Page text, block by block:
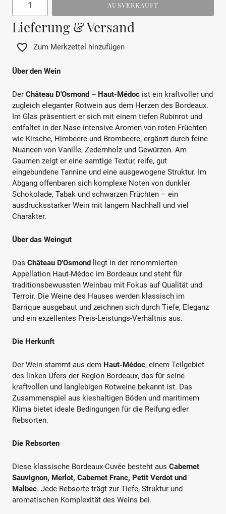
AUSVERKAUFT
Lieferung & Versand
Zum Merkzettel hinzufügen
Über den Wein
Der Château D'Osmond – Haut-Médoc ist ein kraftvoller und
zugleich eleganter Rotwein aus dem Herzen des Bordeaux.
Im Glas präsentiert er sich mit einem tiefen Rubinrot und
entfaltet in der Nase intensive Aromen von roten Früchten
wie Kirsche, Himbeere und Brombeere, ergänzt durch feine
Nuancen von Vanille, Zedernholz und Gewürzen. Am
Gaumen zeigt er eine samtige Textur, reife, gut
eingebundene Tannine und eine ausgewogene Struktur. Im
Abgang offenbaren sich komplexe Noten von dunkler
Schokolade, Tabak und schwarzen Früchten – ein
ausdrucksstarker Wein mit langem Nachhall und viel
Charakter.
Über das Weingut
Das Château D'Osmond
liegt in der renommierten
Appellation Haut-Médoc im Bordeaux und steht für
traditionsbewussten Weinbau mit Fokus auf Qualität und
Terroir. Die Weine des Hauses werden klassisch im
Barrique ausgebaut und zeichnen sich durch Tiefe, Eleganz
und ein exzellentes Preis-Leistungs-Verhältnis aus.
Die Herkunft
Der Wein stammt aus dem Haut-Médoc, einem Teilgebiet
des linken Ufers der Region Bordeaux, das für seine
kraftvollen und langlebigen Rotweine bekannt ist. Das
Zusammenspiel aus kieshaltigen Böden und maritimem
Klima bietet ideale Bedingungen für die Reifung edler
Rebsorten.
Die Rebsorten
Diese klassische Bordeaux-Cuvée besteht aus Cabernet
Sauvignon, Merlot, Cabernet Franc, Petit Verdot und
Malbec. Jede Rebsorte trägt zur Tiefe, Struktur und
aromatischen Komplexität des Weins bei.